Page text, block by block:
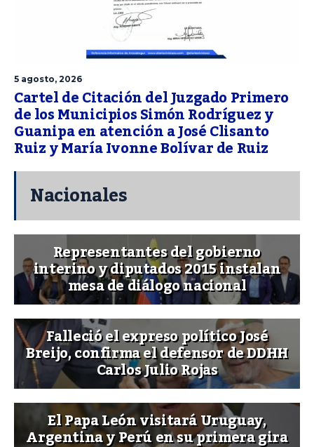
5 agosto, 2026
Cartel de Citación del Juzgado Primero
de los Municipios Simón Rodríguez y
Guanipa en atención a José Clisanto
Ruiz y María Ivonne Bolívar de Ruiz
Nacionales
Representantes del gobierno
interino y diputados 2015 instalan
mesa de diálogo nacional
Falleció el expreso político José
Breijo, confirma el defensor de DDHH
Carlos Julio Rojas
El Papa León visitará Uruguay,
Argentina y Perú en su primera gira